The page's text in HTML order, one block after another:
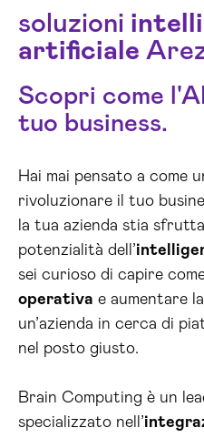
soluzioni
artificiale
Scopri come
tuo business.
Hai mai pensato a come
rivoluzionare il tuo
la tua azienda stia
potenzialità dell’
sei curioso di capire
operativa e aumentare
un’azienda in cerca di
nel posto giusto.
Brain Computing è un
specializzato nell’